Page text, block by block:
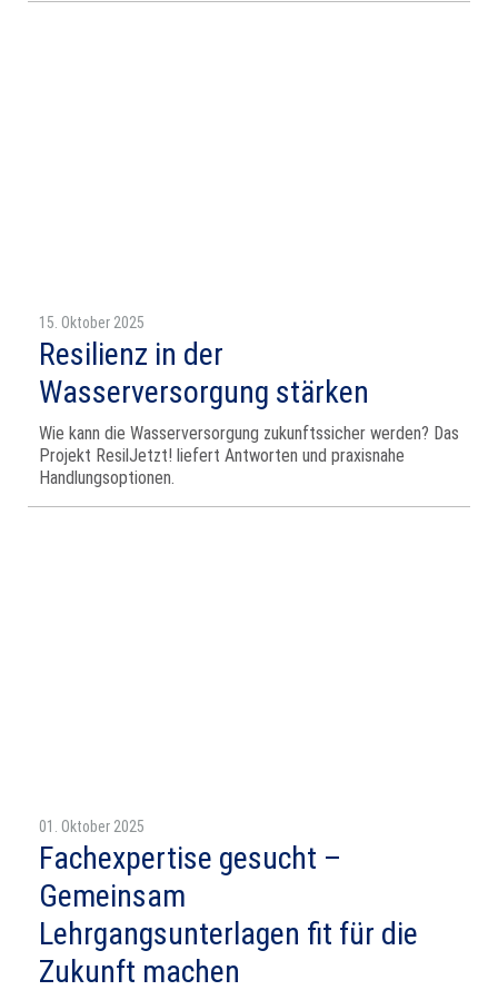
15. Oktober 2025
Resilienz in der
Wasserversorgung stärken
Wie kann die Wasserversorgung zukunftssicher werden? Das
Projekt ResilJetzt! liefert Antworten und praxisnahe
Handlungsoptionen.
01. Oktober 2025
Fachexpertise gesucht –
Gemeinsam
Lehrgangsunterlagen fit für die
Zukunft machen